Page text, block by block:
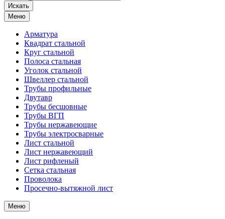
Искать
Меню
Арматура
Квадрат стальной
Круг стальной
Полоса стальная
Уголок стальной
Швеллер стальной
Трубы профильные
Двутавр
Трубы бесшовные
Трубы ВГП
Трубы нержавеющие
Трубы электросварные
Лист стальной
Лист нержавеющий
Лист рифленый
Сетка стальная
Проволока
Просечно-вытяжной лист
Меню